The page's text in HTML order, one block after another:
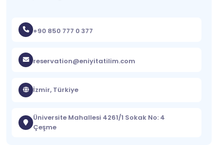
+90 850 777 0 377
reservation@eniyitatilim.com
İzmir, Türkiye
Üniversite Mahallesi 4261/1 Sokak No: 4
Çeşme